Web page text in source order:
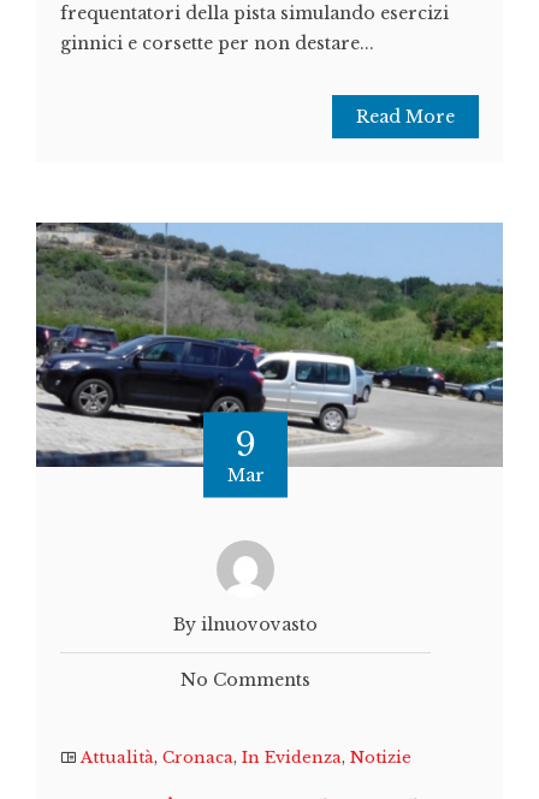
frequentatori della pista simulando esercizi
ginnici e corsette per non destare...
Read More
9
Mar
By ilnuovovasto
No Comments
Attualità, Cronaca, In Evidenza, Notizie